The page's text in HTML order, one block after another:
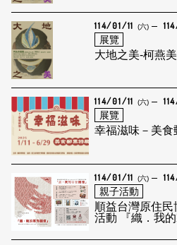
114/01/11 (六)
展覽
大地之美-柯燕
114/01/11 (六)
展覽
幸福滋味－美食
114/01/11 (六)
親子活動
順益台灣原住民
活動 『織．我的